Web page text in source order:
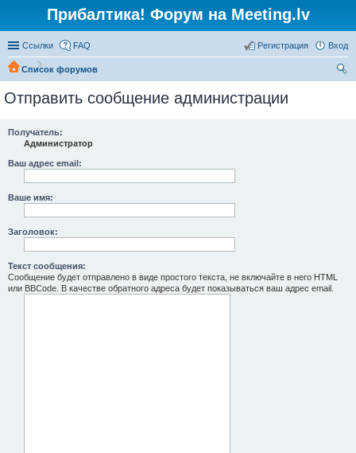
Прибалтика! Форум на Meeting.lv
Ссылки FAQ Вход
Регистрация
Список форумов
Отправить сообщение администрации
Получатель:
Администратор
Ваш адрес email:
Ваше имя:
Заголовок:
Текст сообщения:
Сообщение будет отправлено в виде простого текста, не включайте в него HTML
или BBCode. В качестве обратного адреса будет показываться ваш адрес email.